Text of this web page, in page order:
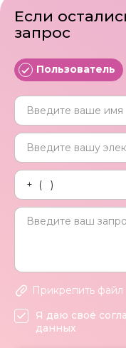
Если
запрос
Пользователь
Прикрепить файл
Я даю своё
данных